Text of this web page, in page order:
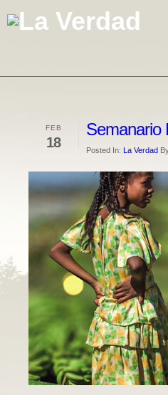
FEB
18
Semanario
Posted In: La Verdad